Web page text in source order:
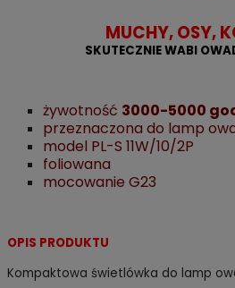
MUCHY, OSY,
SKUTECZNIE WABI
żywotność 3000-5000
przeznaczona do lamp
model PL-S 11W/10/2P
foliowana
mocowanie G23
OPIS PRODUKTU
Kompaktowa świetlówka do lamp